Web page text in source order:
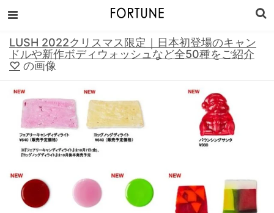
LUSH 2022クリスマス限定｜日本初登場のキャン
ドルや新作ボディウォッシュなど全50種をご紹介
♡ の画像